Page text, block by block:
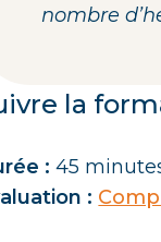
nombre
la
: 45
: